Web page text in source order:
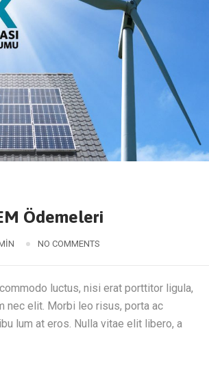
Ödemeleri
NO COMMENTS
luctus, nisi erat porttitor ligula,
nec elit. Morbi leo risus, porta ac
lum at eros. Nulla vitae elit libero, a